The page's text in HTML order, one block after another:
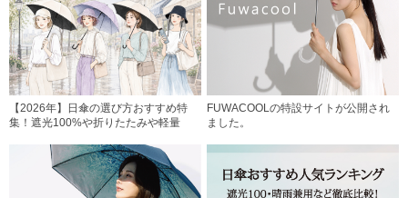
【2026年】日傘の選び方おすすめ特
集！遮光100%や折りたたみや軽量
FUWACOOLの特設サイトが公開され
ました。